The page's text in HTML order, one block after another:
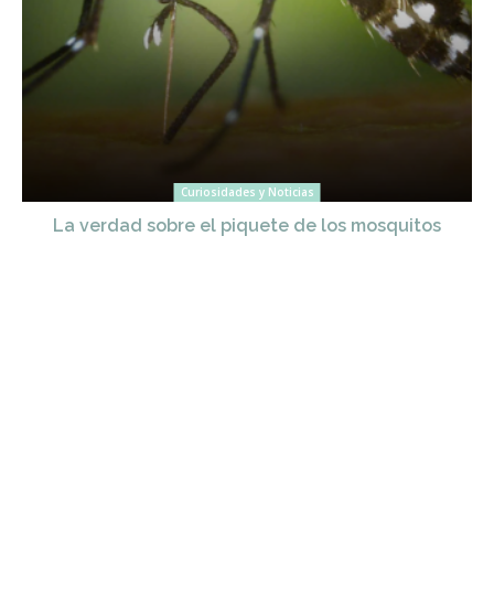
Curiosidades y Noticias
La verdad sobre el piquete de los mosquitos